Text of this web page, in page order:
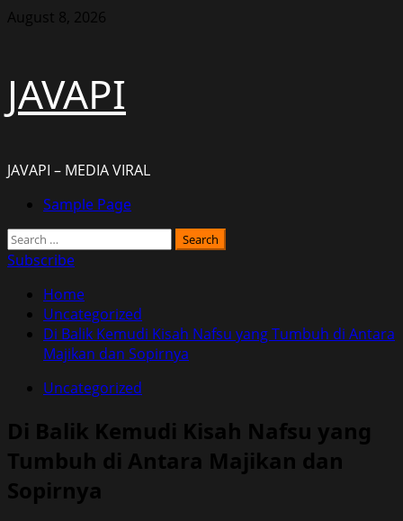
Skip
August 8, 2026
JAVAPI
JAVAPI – MEDIA VIRAL
PrimarySample Page
Search
for:
Subscribe
Home
Uncategorized
Di Balik Kemudi Kisah Nafsu yang Tumbuh di Antara
Majikan dan Sopirnya
Uncategorized
Di Balik Kemudi Kisah Nafsu yang
Tumbuh di Antara Majikan dan
Sopirnya